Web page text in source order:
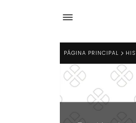
PÁGINA PRINCIPAL